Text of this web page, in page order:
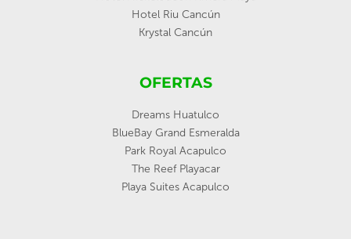
Hotel Riu Cancún
Krystal Cancún
OFERTAS
Dreams Huatulco
BlueBay Grand Esmeralda
Park Royal Acapulco
The Reef Playacar
Playa Suites Acapulco